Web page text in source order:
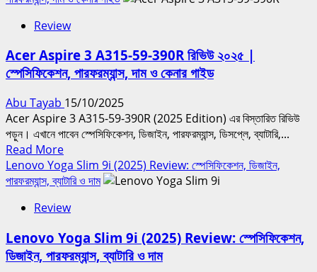
Analysis
Galaxy
Pro
360
২০২৫
–
স্পেসিফিকেশন,
পারফরম্যান্স,
দাম
ও
বিশ্লেষণ
Review
Acer Aspire 3 A315-59-390R রিভিউ ২০২৫ |
স্পেসিফিকেশন, পারফরম্যান্স, দাম ও কেনার গাইড
Abu Tayab 15/10/2025
Acer Aspire 3 A315-59-390R (2025 Edition) এর বিস্তারিত রিভিউ
পড়ুন। এখানে পাবেন স্পেসিফিকেশন, ডিজাইন, পারফরম্যান্স, ডিসপ্লে, ব্যাটারি,...
Read MoreRead
more
about
Aspire
A315-
59-
Lenovo Yoga Slim 9i (2025) Review: স্পেসিফিকেশন, ডিজাইন,
পারফরম্যান্স, ব্যাটারি ও দাম
Review
Lenovo Yoga Slim 9i (2025) Review: স্পেসিফিকেশন,
ডিজাইন, পারফরম্যান্স, ব্যাটারি ও দাম